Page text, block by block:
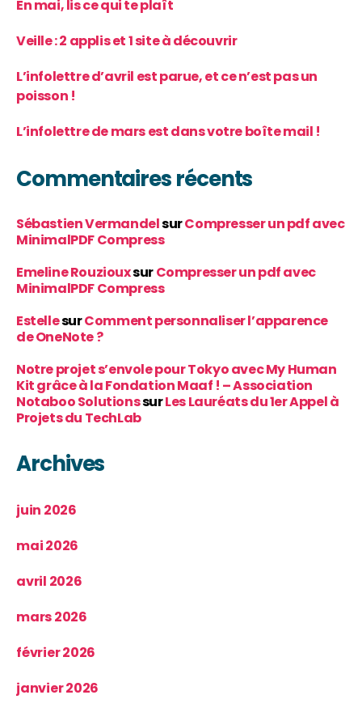
En mai, lis ce qui te plaît
Veille : 2 applis et 1 site à découvrir
L’infolettre d’avril est parue, et ce n’est pas un
poisson !
L’infolettre de mars est dans votre boîte mail !
Commentaires récents
Sébastien VermandelsurCompresser un pdf avec
MinimalPDF Compress
Emeline RouziouxsurCompresser un pdf avec
MinimalPDF Compress
EstellesurComment personnaliser l’apparence
de OneNote ?
Notre projet s’envole pour Tokyo avec My Human
Kit grâce à la Fondation Maaf ! – Association
Notaboo SolutionssurLes Lauréats du 1er Appel à
Projets du TechLab
Archives
juin 2026
mai 2026
avril 2026
mars 2026
février 2026
janvier 2026